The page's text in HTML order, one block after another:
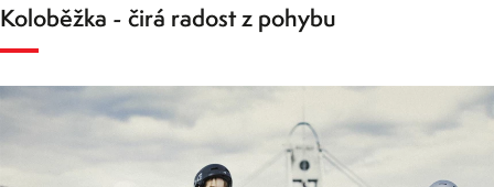
Koloběžka - čirá radost z pohybu